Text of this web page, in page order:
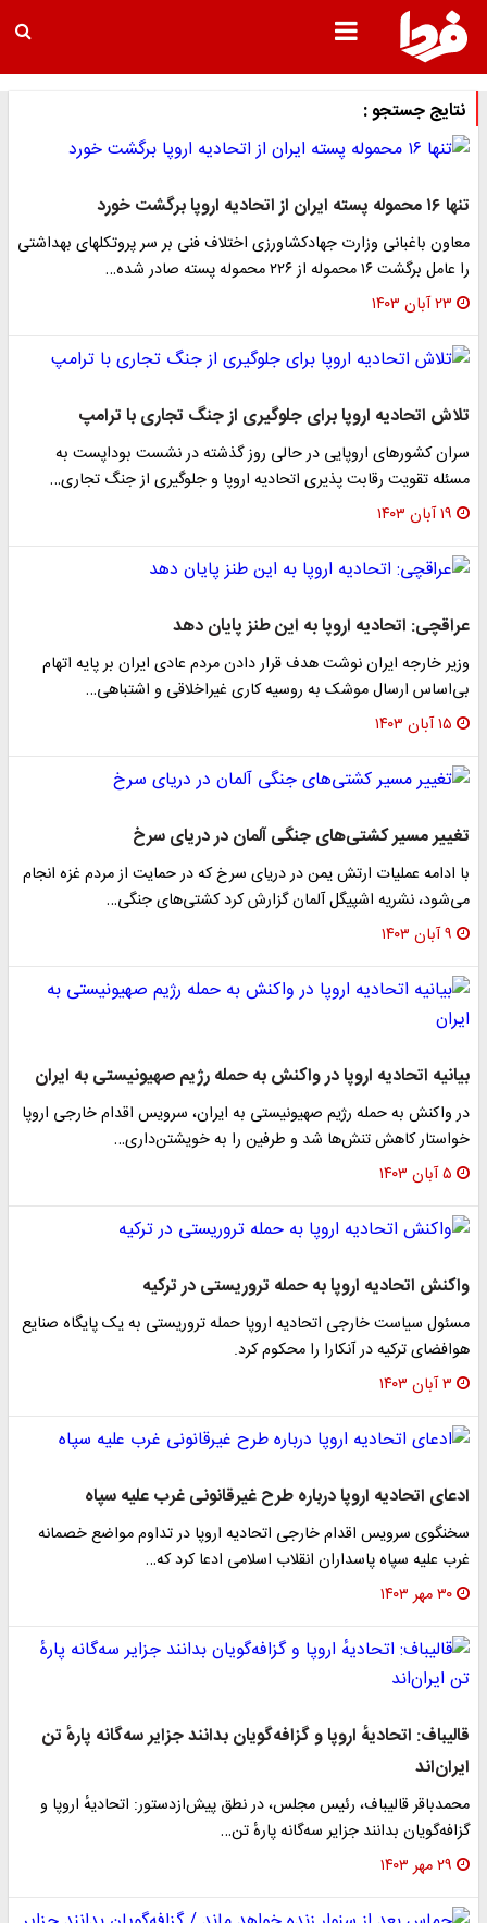
نتایج جستجو :
تنها ۱۶ محموله پسته ایران از اتحادیه اروپا برگشت خورد
معاون باغبانی وزارت جهادکشاورزی اختلاف فنی بر سر پروتکلهای بهداشتی
را عامل برگشت ۱۶ محموله از ۲۲۶ محموله پسته صادر شده…
۲۳ آبان ۱۴۰۳
تلاش اتحادیه اروپا برای جلوگیری از جنگ تجاری با ترامپ
سران کشورهای اروپایی در حالی روز گذشته در نشست بوداپست به
مسئله تقویت رقابت پذیری اتحادیه اروپا و جلوگیری از جنگ تجاری…
۱۹ آبان ۱۴۰۳
عراقچی: اتحادیه اروپا به این طنز پایان دهد
وزیر خارجه ایران نوشت هدف قرار دادن مردم عادی ایران بر پایه اتهام
بی‌اساس ارسال موشک به روسیه کاری غیراخلاقی و اشتباهی…
۱۵ آبان ۱۴۰۳
تغییر مسیر کشتی‌های جنگی آلمان در دریای سرخ
با ادامه عملیات ارتش یمن در دریای سرخ که در حمایت از مردم غزه انجام
می‌شود، نشریه اشپیگل آلمان گزارش کرد کشتی‌های جنگی…
۹ آبان ۱۴۰۳
بیانیه اتحادیه اروپا در واکنش به حمله رژیم صهیونیستی به ایران
در واکنش به حمله رژیم صهیونیستی به ایران، سرویس اقدام خارجی اروپا
خواستار کاهش تنش‌ها شد و طرفین را به خویشتن‌داری…
۵ آبان ۱۴۰۳
واکنش اتحادیه اروپا به حمله تروریستی در ترکیه
مسئول سیاست خارجی اتحادیه اروپا حمله تروریستی به یک پایگاه صنایع
هوافضای ترکیه در آنکارا را محکوم کرد.
۳ آبان ۱۴۰۳
ادعای اتحادیه اروپا درباره طرح غیرقانونی غرب علیه سپاه
سخنگوی سرویس اقدام خارجی اتحادیه اروپا در تداوم مواضع خصمانه
غرب علیه سپاه پاسداران انقلاب اسلامی ادعا کرد که…
۳۰ مهر ۱۴۰۳
قالیباف: اتحادیهٔ اروپا و گزافه‌گویان بدانند جزایر سه‌گانه‌ پارهٔ تن
ایران‌اند
محمدباقر قالیباف، رئیس مجلس، در نطق پیش‌ازدستور: اتحادیهٔ اروپا و
گزافه‌گویان بدانند جزایر سه‌گانه‌ پارهٔ تن…
۲۹ مهر ۱۴۰۳